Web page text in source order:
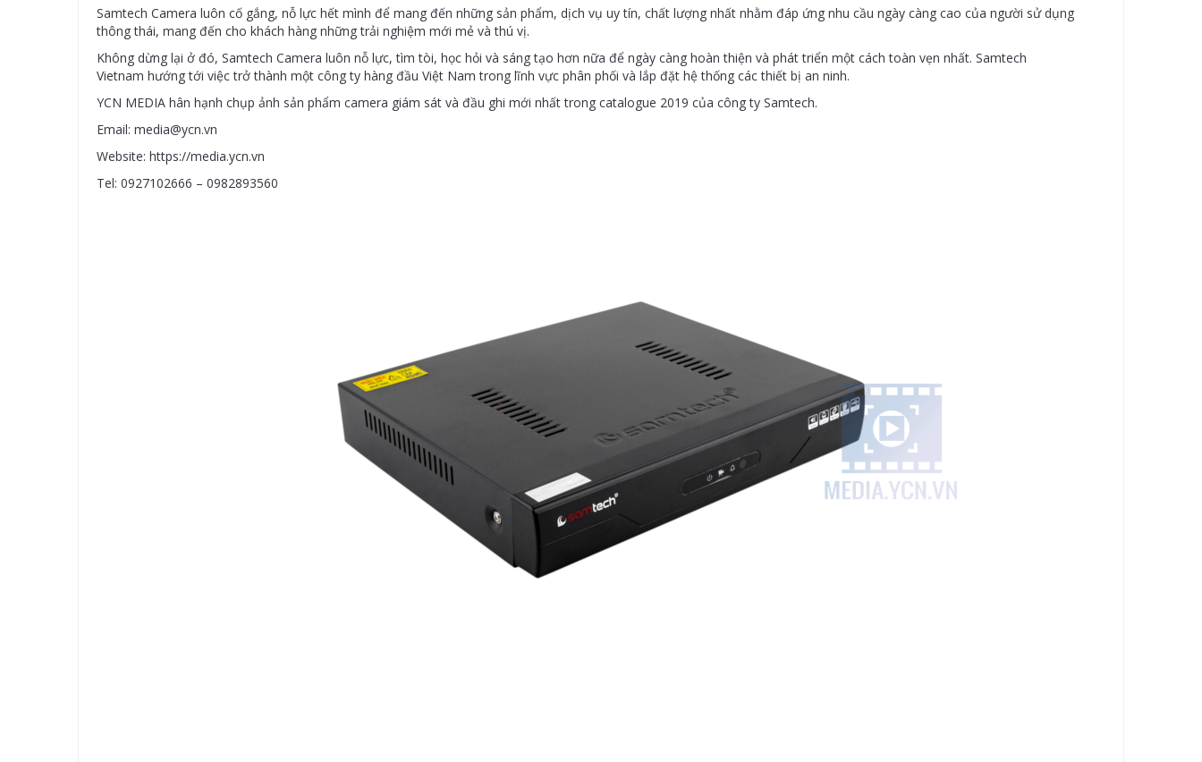
Samtech Camera luôn cố gắng, nỗ lực hết mình để mang đến những sản phẩm, dịch vụ uy tín, chất lượng nhất nhằm đáp ứng nhu cầu ngày càng cao của người sử dụng
thông thái, mang đến cho khách hàng những trải nghiệm mới mẻ và thú vị.
Không dừng lại ở đó, Samtech Camera luôn nỗ lực, tìm tòi, học hỏi và sáng tạo hơn nữa để ngày càng hoàn thiện và phát triển một cách toàn vẹn nhất. Samtech
Vietnam hướng tới việc trở thành một công ty hàng đầu Việt Nam trong lĩnh vực phân phối và lắp đặt hệ thống các thiết bị an ninh.
YCN MEDIA hân hạnh chụp ảnh sản phẩm camera giám sát và đầu ghi mới nhất trong catalogue 2019 của công ty Samtech.
Email: media@ycn.vn
Website: https://media.ycn.vn
Tel: 0927102666 – 0982893560